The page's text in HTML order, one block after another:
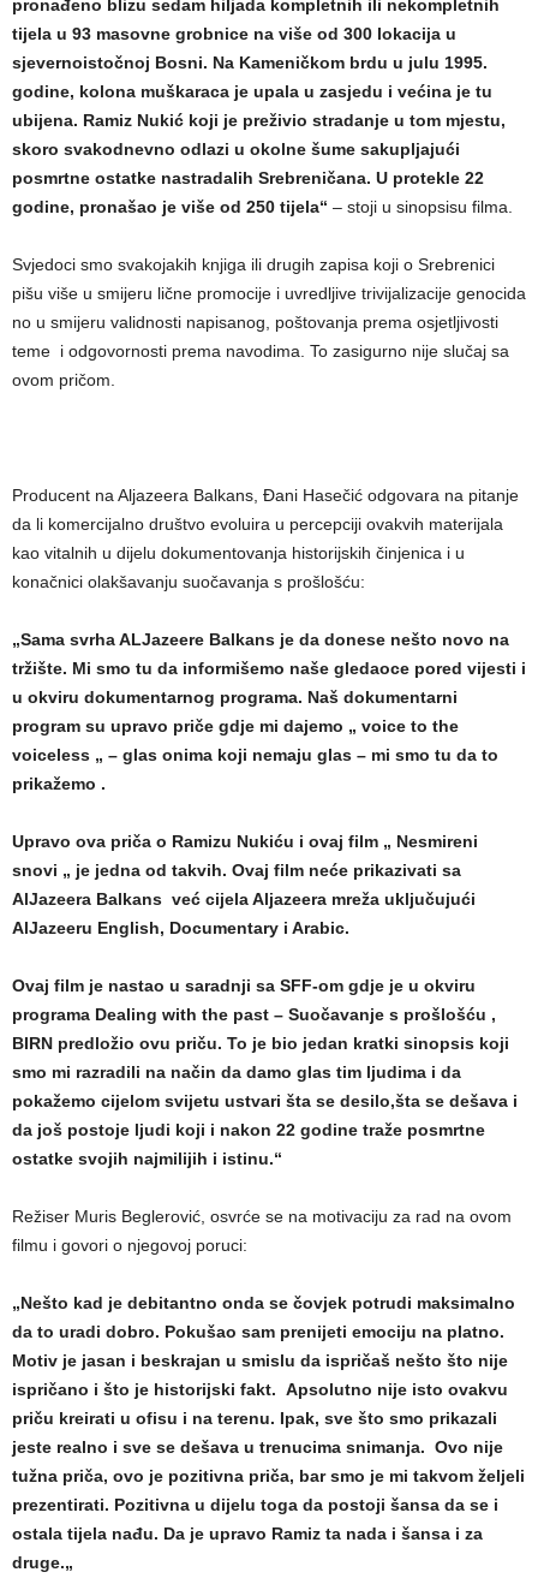
pronađeno blizu sedam hiljada kompletnih ili nekompletnih
tijela u 93 masovne grobnice na više od 300 lokacija u
sjevernoistočnoj Bosni. Na Kameničkom brdu u julu 1995.
godine, kolona muškaraca je upala u zasjedu i većina je tu
ubijena. Ramiz Nukić koji je preživio stradanje u tom mjestu,
skoro svakodnevno odlazi u okolne šume sakupljajući
posmrtne ostatke nastradalih Srebreničana. U protekle 22
godine, pronašao je više od 250 tijela“ – stoji u sinopsisu filma.
Svjedoci smo svakojakih knjiga ili drugih zapisa koji o Srebrenici
pišu više u smijeru lične promocije i uvredljive trivijalizacije genocida
no u smijeru validnosti napisanog, poštovanja prema osjetljivosti
teme i odgovornosti prema navodima. To zasigurno nije slučaj sa
ovom pričom.
Producent na Aljazeera Balkans, Đani Hasečić odgovara na pitanje
da li komercijalno društvo evoluira u percepciji ovakvih materijala
kao vitalnih u dijelu dokumentovanja historijskih činjenica i u
konačnici olakšavanju suočavanja s prošlošću:
„Sama svrha ALJazeere Balkans je da donese nešto novo na
tržište. Mi smo tu da informišemo naše gledaoce pored vijesti i
u okviru dokumentarnog programa. Naš dokumentarni
program su upravo priče gdje mi dajemo „ voice to the
voiceless „ – glas onima koji nemaju glas – mi smo tu da to
prikažemo .
Upravo ova priča o Ramizu Nukiću i ovaj film „ Nesmireni
snovi „ je jedna od takvih. Ovaj film neće prikazivati sa
AlJazeera Balkans već cijela Aljazeera mreža uključujući
AlJazeeru English, Documentary i Arabic.
Ovaj film je nastao u saradnji sa SFF-om gdje je u okviru
programa Dealing with the past – Suočavanje s prošlošću ,
BIRN predložio ovu priču. To je bio jedan kratki sinopsis koji
smo mi razradili na način da damo glas tim ljudima i da
pokažemo cijelom svijetu ustvari šta se desilo,šta se dešava i
da još postoje ljudi koji i nakon 22 godine traže posmrtne
ostatke svojih najmilijih i istinu.“
Režiser Muris Beglerović, osvrće se na motivaciju za rad na ovom
filmu i govori o njegovoj poruci:
„Nešto kad je debitantno onda se čovjek potrudi maksimalno
da to uradi dobro. Pokušao sam prenijeti emociju na platno.
Motiv je jasan i beskrajan u smislu da ispričaš nešto što nije
ispričano i što je historijski fakt. Apsolutno nije isto ovakvu
priču kreirati u ofisu i na terenu. Ipak, sve što smo prikazali
jeste realno i sve se dešava u trenucima snimanja. Ovo nije
tužna priča, ovo je pozitivna priča, bar smo je mi takvom željeli
prezentirati. Pozitivna u dijelu toga da postoji šansa da se i
ostala tijela nađu. Da je upravo Ramiz ta nada i šansa i za
druge.„